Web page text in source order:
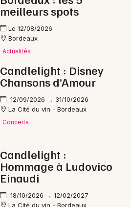
meilleurs spots
Le 12/08/2026
Bordeaux
Actualités
Candlelight : Disney
Chansons d’Amour
12/09/2026 → 31/10/2026
La Cité du vin - Bordeaux
Concerts
Candlelight :
Hommage à Ludovico
Einaudi
18/10/2026 → 12/02/2027
La Cité du vin - Bordeaux